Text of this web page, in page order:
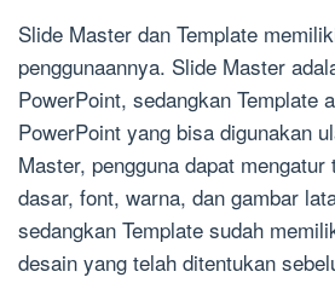
Slide Master dan Template
penggunaannya. Slide Master
PowerPoint, sedangkan Template
PowerPoint yang bisa digunakan
Master, pengguna dapat
dasar, font, warna, dan gambar
sedangkan Template sudah
desain yang telah ditentukan